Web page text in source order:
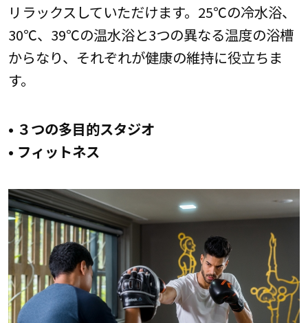
リラックスしていただけます。25℃の冷水浴、
30℃、39℃の温水浴と3つの異なる温度の浴槽
からなり、それぞれが健康の維持に役立ちま
す。
• ３つの多目的スタジオ
• フィットネス